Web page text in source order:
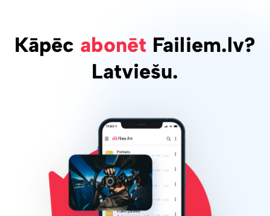
Kāpēc abonēt Failiem.lv?
Latviešu.